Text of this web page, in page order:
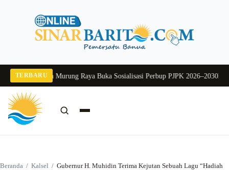
TERBARU
Pj Sekda Murung Raya Buka Sosialisasi Perbup PJPK 2026–2030Dukung
Beranda / Kalsel / Gubernur H. Muhidin Terima Kejutan Sebuah Lagu “Hadiah